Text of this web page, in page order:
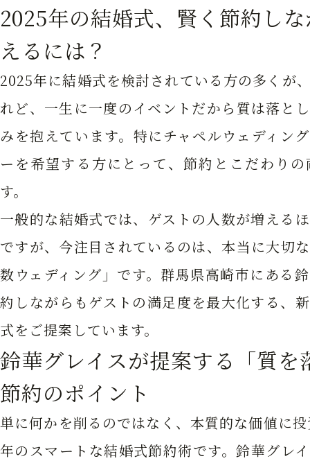
2025年の結婚式、賢く節約し
えるには？
2025年に結婚式を検討されている方の多くが
れど、一生に一度のイベントだから質は落と
みを抱えています。特にチャペルウェディン
ーを希望する方にとって、節約とこだわり
す。
一般的な結婚式では、ゲストの人数が増える
ですが、今注目されているのは、本当に大切
数ウェディング」です。群馬県高崎市にある
約しながらもゲストの満足度を最大化する、
式をご提案しています。
鈴華グレイスが提案する「質を
節約のポイント
単に何かを削るのではなく、本質的な価値に
年のスマートな結婚式節約術です。鈴華グレ